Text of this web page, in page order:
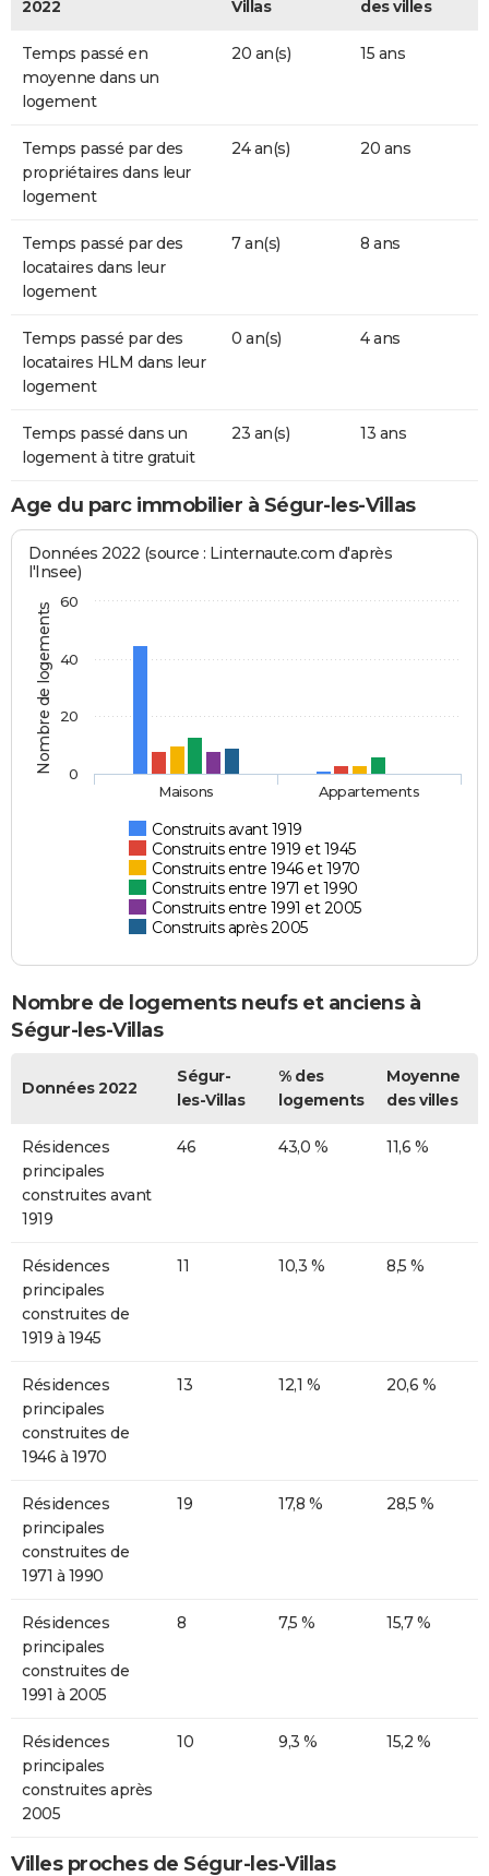
2022 Villas des villes
Temps passé en
moyenne dans un
logement
20 an(s) 15 ans
Temps passé par des
propriétaires dans leur
logement
24 an(s) 20 ans
Temps passé par des
locataires dans leur
logement
7 an(s) 8 ans
Temps passé par des
locataires HLM dans leur
logement
0 an(s) 4 ans
Temps passé dans un
logement à titre gratuit
23 an(s) 13 ans
Age du parc immobilier à Ségur-les-Villas
Nombre de logements
Données 2022 (source : Linternaute.com d'après
l'Insee)
Construits avant 1919
Construits entre 1919 et 1945
Construits entre 1946 et 1970
Construits entre 1971 et 1990
Construits entre 1991 et 2005
Construits après 2005
Maisons Appartements
0
20
40
60
Nombre de logements neufs et anciens à
Ségur-les-Villas
Données 2022
Ségur-
les-Villas
% des
logements
Moyenne
des villes
Résidences
principales
construites avant
1919
46 43,0 % 11,6 %
Résidences
principales
construites de
1919 à 1945
11 10,3 % 8,5 %
Résidences
principales
construites de
1946 à 1970
13 12,1 % 20,6 %
Résidences
principales
construites de
1971 à 1990
19 17,8 % 28,5 %
Résidences
principales
construites de
1991 à 2005
8 7,5 % 15,7 %
Résidences
principales
construites après
2005
10 9,3 % 15,2 %
Villes proches de Ségur-les-Villas